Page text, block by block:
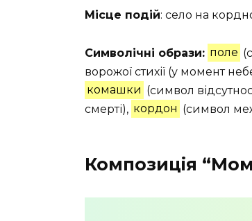
Місце подій: село на
Символічні образи: поле
ворожої стихії (у момент
комашки (символ
смерті), кордон (символ
Композиція